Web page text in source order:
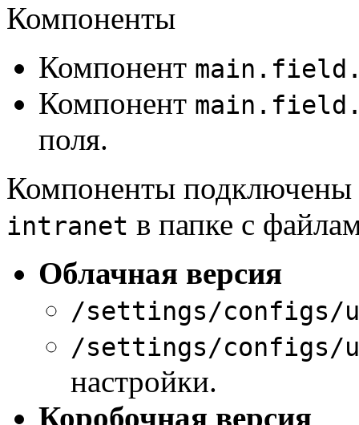
Компоненты
Компонент
Компонент
поля.
Компоненты подключены
intranet в папке с
Облачная версия
/settings/configs/
/settings/configs/
настройки.
Коробочная версия